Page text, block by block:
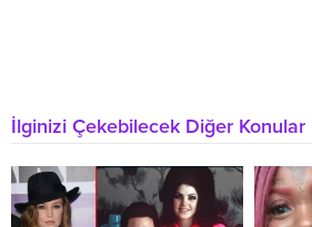
İlginizi Çekebilecek Diğer Konular